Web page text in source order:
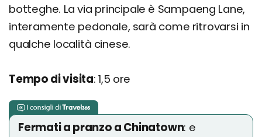
botteghe. La via principale è Sampaeng Lane,
interamente pedonale, sarà come ritrovarsi in
qualche località cinese.
Tempo di visita: 1,5 ore
Fermati a pranzo a Chinatown: e